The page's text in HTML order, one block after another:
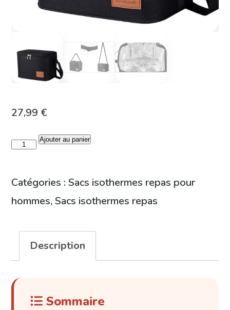
27,99 €
quantité
Sac
isotherme
rigide
Ajouter au panier
Catégories :Sacs isothermes repas pour
hommes,Sacs isothermes repas
Description
Sommaire